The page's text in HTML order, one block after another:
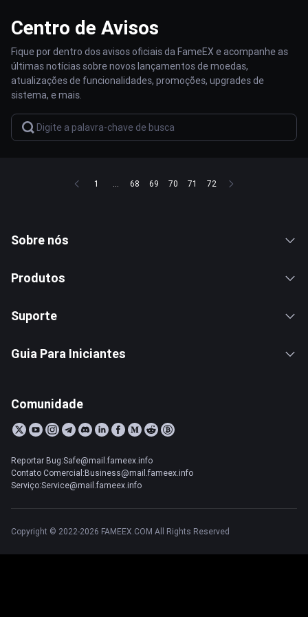
Centro de Avisos
Fique por dentro dos avisos oficiais da FameEX e acompanhe as
últimas notícias sobre novos lançamentos de moedas,
atualizações de funcionalidades, promoções, upgrades de
sistema, e mais.
1 ... 68 69 70 71 72
Sobre nós
Produtos
Suporte
Guia Para Iniciantes
Comunidade
Reportar Bug:Safe@mail.fameex.info
Contato Comercial:Business@mail.fameex.info
Serviço:Service@mail.fameex.info
Copyright © 2022-2026 FAMEEX.COM All Rights Reserved